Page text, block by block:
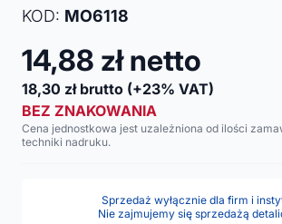
KOD: MO6118
14,88 zł netto
18,30 zł brutto (+23% VAT)
BEZ ZNAKOWANIA
Cena jednostkowa jest uzależniona od ilości
techniki nadruku.
Sprzedaż wyłącznie dla firm i
Nie zajmujemy się sprzedażą